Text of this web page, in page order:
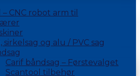
CNC robot arm til
sirkelsag og alu / PVC sag
Carif båndsag – Førstevalget
Scantool tilbehør